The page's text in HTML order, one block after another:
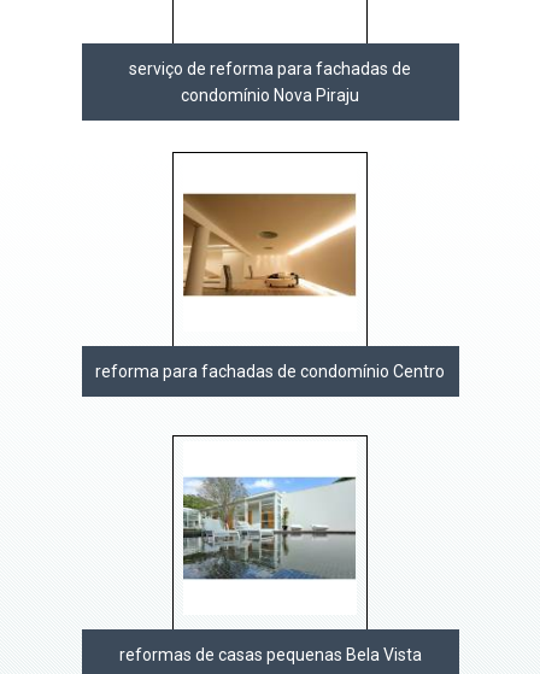
serviço de reforma para fachadas de
condomínio Nova Piraju
reforma para fachadas de condomínio Centro
reformas de casas pequenas Bela Vista